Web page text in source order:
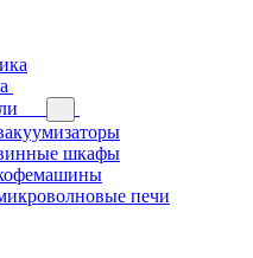
шкафы
печи